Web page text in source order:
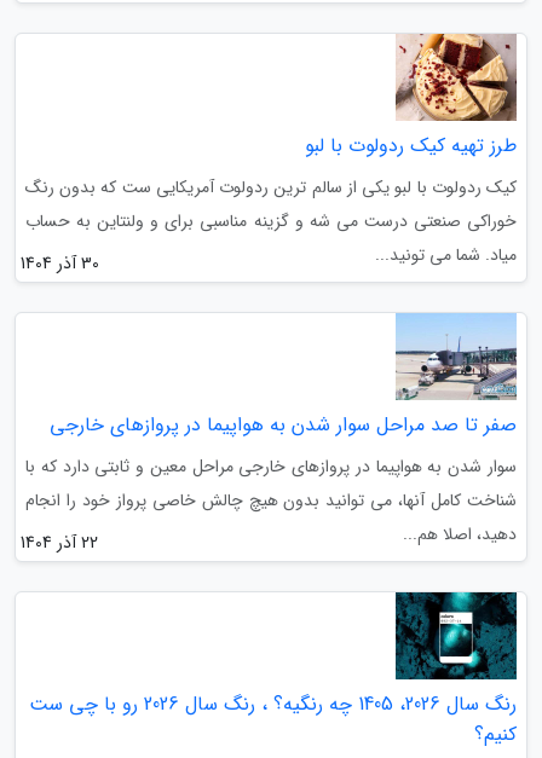
طرز تهیه کیک ردولوت با لبو
کیک ردولوت با لبو یکی از سالم ترین ردولوت آمریکایی ست که بدون رنگ
خوراکی صنعتی درست می شه و گزینه مناسبی برای و ولنتاین به حساب
میاد. شما می تونید...
30 آذر 1404
صفر تا صد مراحل سوار شدن به هواپیما در پروازهای خارجی
سوار شدن به هواپیما در پروازهای خارجی مراحل معین و ثابتی دارد که با
شناخت کامل آنها، می توانید بدون هیچ چالش خاصی پرواز خود را انجام
دهید، اصلا هم...
22 آذر 1404
رنگ سال 2026، 1405 چه رنگیه؟ ، رنگ سال 2026 رو با چی ست
کنیم؟